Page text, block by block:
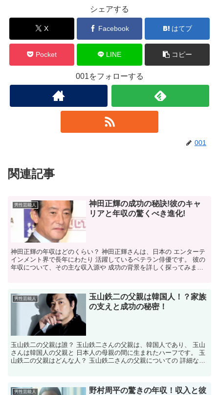
シェアする
X Facebook はてブ
Pocket LINE コピー
001をフォローする
001
関連記事
男性芸能人
神田正輝の成功の秘訣!彼のキャ
リアと年収の驚くべき進化!
神田正輝の年収はどのくらい？ 神田正輝さんは、日本の エンターテ
インメント界で長年にわたり 活躍しているベテラン俳優です。 彼の
年収について、その主な収入源や 成功の背景を詳しく探ってみまし
男性芸能人
玉山鉄二の父親は韓国人！？家族
の支えと成功の秘密！
玉山鉄二の父親は誰？ 玉山鉄二さんの父親は、韓国人であり、 玉山
さんは韓国人の父親と 日本人の母親の間に生まれたハーフです。 玉
山鉄二の父親はどんな人？ 玉山鉄二さんの父親についての 詳細な情
男性芸能人
野村周平の驚きの年収！収入と彼